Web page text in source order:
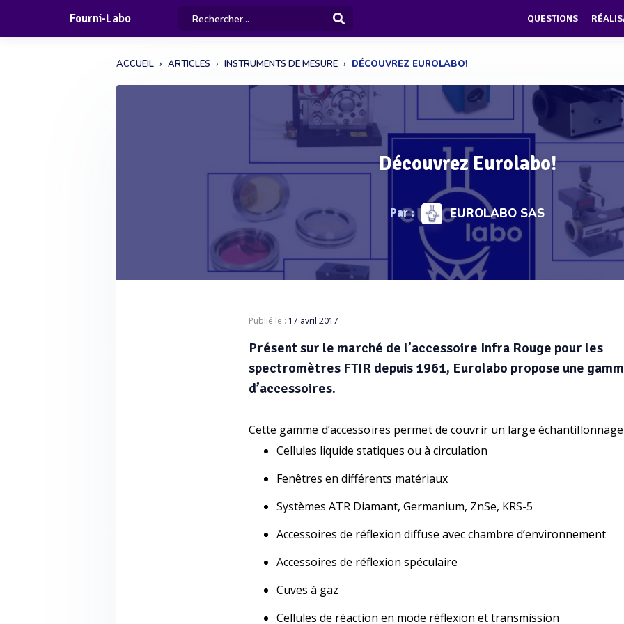
Fourni-Labo QUESTIONS
ACCUEIL ARTICLES INSTRUMENTS DE MESURE DÉCOUVREZ EUROLABO!
Découvrez Eurolabo!
Par : EUROLABO SAS
Publié le : 17 avril 2017
Présent sur le marché de l’accessoire Infra Rouge pour les
spectromètres FTIR depuis 1961, Eurolabo propose une
d’accessoires.
Cette gamme d’accessoires permet de couvrir un large
Cellules liquide statiques ou à circulation
Fenêtres en différents matériaux
Systèmes ATR Diamant, Germanium, ZnSe, KRS-5
Accessoires de réflexion diffuse avec chambre d’environnement
Accessoires de réflexion spéculaire
Cuves à gaz
Cellules de réaction en mode réflexion et transmission